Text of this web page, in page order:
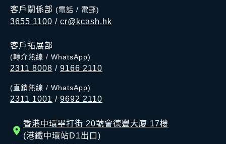
客戶關係部 (電話 / 電郵)
3655 1100 / cr@kcash.hk
客戶拓展部
(轉介熱線 / WhatsApp)
2311 8008 / 9166 2110
(直銷熱線 / WhatsApp)
2311 1001 / 9692 2110
香港中環畢打街 20號會德豐大廈 17樓
(港鐵中環站D1出口)